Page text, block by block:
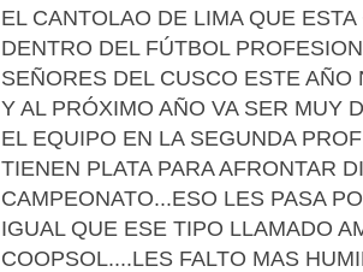
EL CANTOLAO DE LIMA QUE
DENTRO DEL FÚTBOL
SEÑORES DEL CUSCO ESTE
Y AL PRÓXIMO AÑO VA SER MUY
EL EQUIPO EN LA SEGUNDA
TIENEN PLATA PARA AFRONTAR
CAMPEONATO...ESO LES PASA
IGUAL QUE ESE TIPO LLAMADO
COOPSOL....LES FALTO MAS